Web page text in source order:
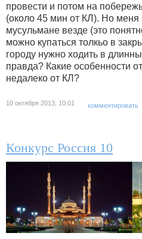
провести и потом на
(около 45 мин от КЛ). Но меня
мусульмане везде (это
можно купаться толкьо в
городу нужно ходить в
правда? Какие особенности
недалеко от КЛ?
10 октября 2013, 10:01 комментировать
Конкурс Россия 10